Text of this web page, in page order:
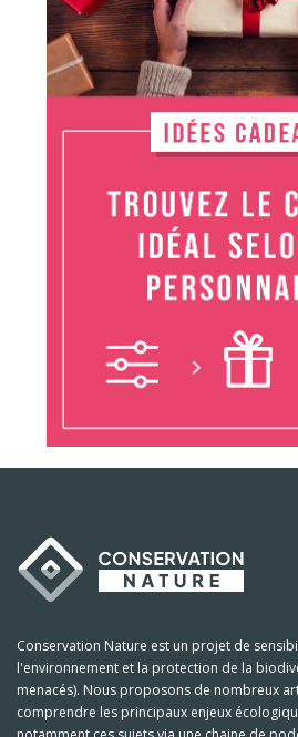
Conservation Nature est un projet de
l'environnement et la protection de la
menacés). Nous proposons de nombreux
comprendre les principaux enjeux